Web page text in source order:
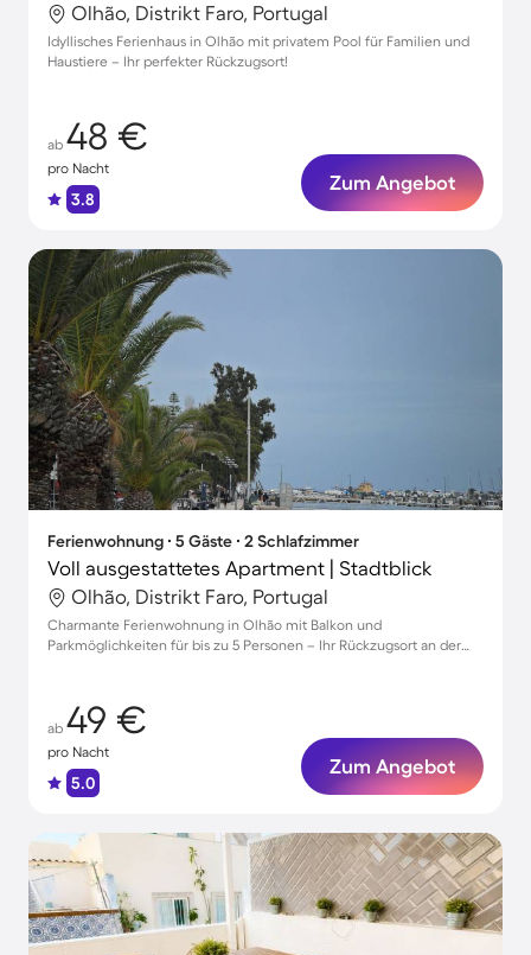
Olhão, Distrikt Faro, Portugal
Idyllisches Ferienhaus in Olhão mit privatem Pool für Familien und
Haustiere – Ihr perfekter Rückzugsort!
ab 48 €
pro Nacht
3.8
Zum Angebot
Ferienwohnung ∙ 5 Gäste ∙ 2 Schlafzimmer
Voll ausgestattetes Apartment | Stadtblick
Olhão, Distrikt Faro, Portugal
Charmante Ferienwohnung in Olhão mit Balkon und
Parkmöglichkeiten für bis zu 5 Personen – Ihr Rückzugsort an der
ab 49 €
pro Nacht
5.0
Zum Angebot